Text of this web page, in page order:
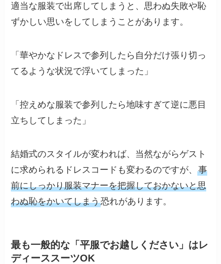
適当な服装で出席してしまうと、思わぬ失敗や恥
ずかしい思いをしてしまうことがあります。
「華やかなドレスで参列したら自分だけ張り切っ
てるような状況で浮いてしまった」
「控えめな服装で参列したら地味すぎて逆に悪目
立ちしてしまった」
結婚式のスタイルが変われば、当然ながらゲスト
に求められるドレスコードも変わるのですが、事
前にしっかり服装マナーを把握しておかないと思
わぬ恥をかいてしまう恐れがあります。
最も一般的な「平服でお越しください」はレ
ディーススーツOK